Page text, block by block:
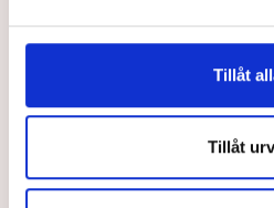
Tillåt
Tillåt
Våra Böcker
Lättlästa böcker efter ålder
Bokserierna